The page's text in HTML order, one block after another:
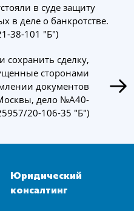
в суде защиту
в деле о банкротстве.
38-101 "Б")
сохранить сделку,
сторонами
документов
дело №А40-
20-106-35 "Б")
Юридический
консалтинг